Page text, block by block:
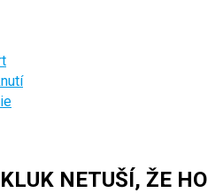
NETUŠÍ, ŽE